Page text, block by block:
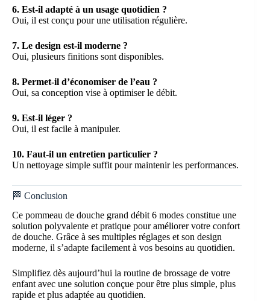
6. Est-il adapté à un usage quotidien ?
Oui, il est conçu pour une utilisation régulière.
7. Le design est-il moderne ?
Oui, plusieurs finitions sont disponibles.
8. Permet-il d’économiser de l’eau ?
Oui, sa conception vise à optimiser le débit.
9. Est-il léger ?
Oui, il est facile à manipuler.
10. Faut-il un entretien particulier ?
Un nettoyage simple suffit pour maintenir les performances.
🏁 Conclusion
Ce pommeau de douche grand débit 6 modes constitue une
solution polyvalente et pratique pour améliorer votre confort
de douche. Grâce à ses multiples réglages et son design
moderne, il s’adapte facilement à vos besoins au quotidien.
Simplifiez dès aujourd’hui la routine de brossage de votre
enfant avec une solution conçue pour être plus simple, plus
rapide et plus adaptée au quotidien.